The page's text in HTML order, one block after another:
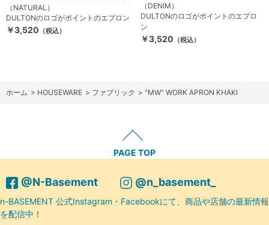
（NATURAL）
DULTONのロゴがポイントのエプロン
￥3,520 （税込）
（DENIM）
DULTONのロゴがポイントのエプロ
ン
￥3,520 （税込）
ホーム > HOUSEWARE > ファブリック > "MW" WORK APRON KHAKI
PAGE TOP
@N-Basement @n_basement_
n-BASEMENT 公式Instagram・Facebookにて、商品や店舗の最新情報
を配信中！